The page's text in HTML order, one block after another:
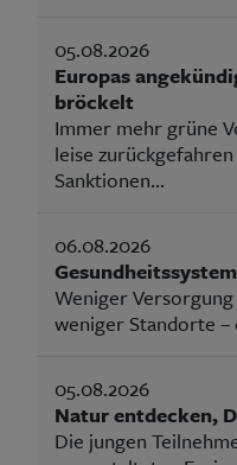
05.08.2026
Europas
bröckelt
Immer mehr grüne
leise
Sanktionen...
06.08.2026
Weniger
weniger Standorte –
05.08.2026
Natur entdecken,
Die jungen